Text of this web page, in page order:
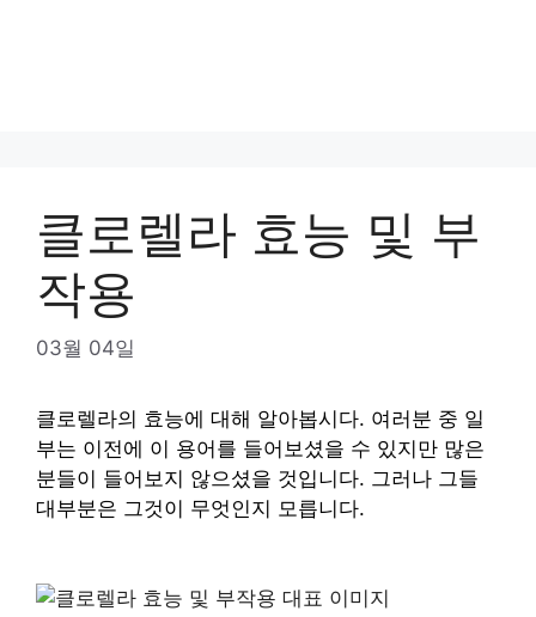
클로렐라 효능 및 부
작용
03월 04일
클로렐라의 효능에 대해 알아봅시다. 여러분 중 일
부는 이전에 이 용어를 들어보셨을 수 있지만 많은
분들이 들어보지 않으셨을 것입니다. 그러나 그들
대부분은 그것이 무엇인지 모릅니다.